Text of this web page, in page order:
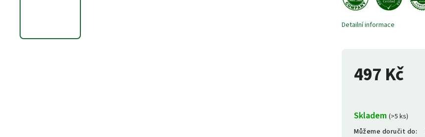
497 Kč
Skladem (>5 ks)
Můžeme doručit do:
Detailní informace